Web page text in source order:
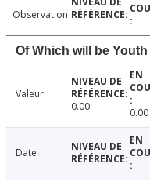
Observation
Of Which will be Youth
Valeur
0.00
0.00
Date